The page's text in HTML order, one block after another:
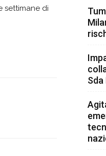
settimane di